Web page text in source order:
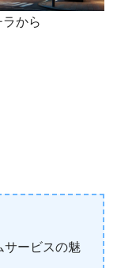
から
ービスの魅